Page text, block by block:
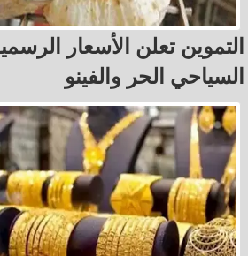
التموين تعلن الأسعار
السياحي الحر والفينو